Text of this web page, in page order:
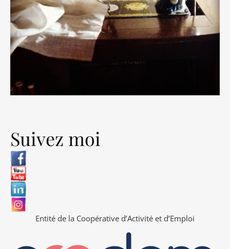
Suivez moi
Entité de la Coopérative d’Activité et d’Emploi